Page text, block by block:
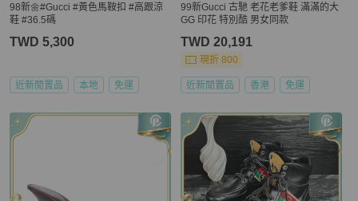
98新🌼#Gucci #黃色馬鞍扣 #高跟涼
鞋 #36.5碼
TWD 5,300
近新閒置品 本地 免運
99新Gucci 古馳 老花老爹鞋 滿滿的大
GG 印花 特別酷 男女同款
TWD 20,191
現折 800
近新閒置品 香港 免運